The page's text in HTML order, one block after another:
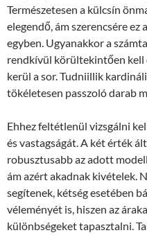
Természetesen a külcsín
elegendő, ám szerencsére
egyben. Ugyanakkor a
rendkívül körültekintően kell
kerül a sor. Tudniillik
tökéletesen passzoló darab
Ehhez feltétlenül vizsgálni
és vastagságát. A két érték
robusztusabb az adott
ám azért akadnak kivételek.
segítenek, kétség esetében
véleményét is, hiszen az
különbségeket tapasztalni.